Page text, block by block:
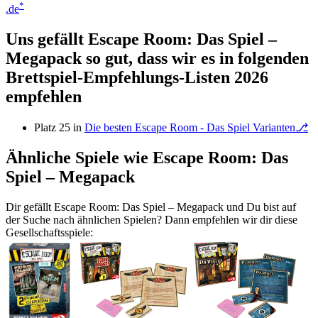
.de*
Uns gefällt Escape Room: Das Spiel –
Megapack so gut, dass wir es in folgenden
Brettspiel-Empfehlungs-Listen 2026
empfehlen
Platz 25 in Die besten Escape Room - Das Spiel Varianten⎇
Ähnliche Spiele wie Escape Room: Das
Spiel – Megapack
Dir gefällt Escape Room: Das Spiel – Megapack und Du bist auf
der Suche nach ähnlichen Spielen? Dann empfehlen wir dir diese
Gesellschaftsspiele: